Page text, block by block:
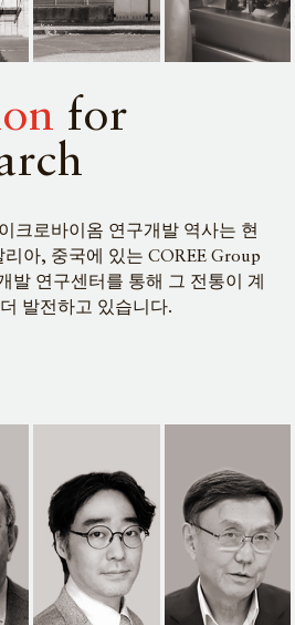
for
크로바이옴 연구개발 역사는 현
아, 중국에 있는 COREE Group
발 연구센터를 통해 그 전통이 계
발전하고 있습니다.